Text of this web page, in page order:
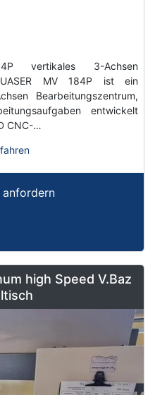
vertikales 3-Achsen
MV 184P ist ein
Bearbeitungszentrum,
entwickelt
CNC-…
high Speed V.Baz